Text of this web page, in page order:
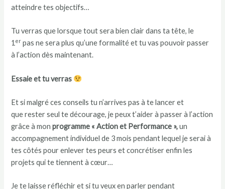
atteindre tes objectifs…
Tu verras que lorsque tout sera bien clair dans ta tête, le
1 er pas ne sera plus qu’une formalité et tu vas pouvoir passer
à l’action dès maintenant.
Essaie et tu verras
Et si malgré ces conseils tu n’arrives pas à te lancer et
que rester seul te décourage, je peux t’aider à passer à l’action
grâce à monprogramme « Action et Performance »,un
accompagnement individuel de 3 mois pendant lequel je serai à
tes côtés pour enlever tes peurs et concrétiser enfin les
projets qui te tiennent à cœur…
Je te laisse réfléchir et si tu veux en parler pendant